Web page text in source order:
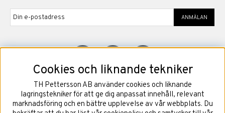
ANMÄLAN
©2026Copyright TH Pettersson AB
Cookies och liknande tekniker
TH Pettersson AB använder cookies och liknande
lagringstekniker för att ge dig anpassat innehåll, relevant
marknadsföring och en bättre upplevelse av vår webbplats. Du